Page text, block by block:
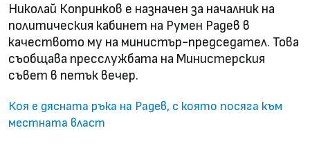
Николай Копринков е назначен за началник на
политическия кабинет на Румен Радев в
качеството му на министър-председател. Това
съобщава пресслужбата на Министерския
съвет в петък вечер.
Коя е дясната ръка на Радев, с която посяга към
местната власт